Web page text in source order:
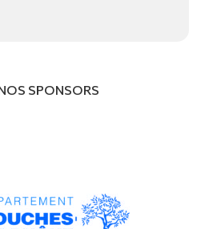
SPONSORS